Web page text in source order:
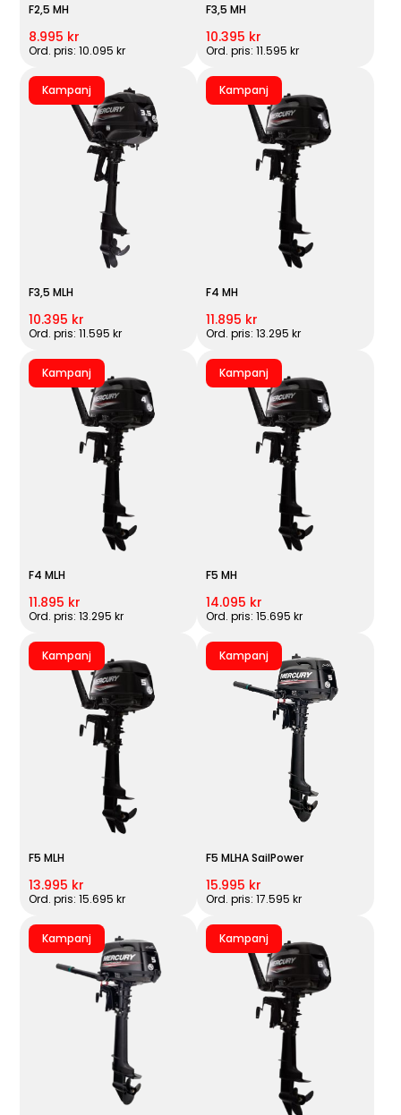
F2,5 MH
8.995 kr
Ord. pris: 10.095 kr
F3,5 MH
10.395 kr
Ord. pris: 11.595 kr
Kampanj
F3,5 MLH
10.395 kr
Ord. pris: 11.595 kr
Kampanj
F4 MH
11.895 kr
Ord. pris: 13.295 kr
Kampanj
F4 MLH
11.895 kr
Ord. pris: 13.295 kr
Kampanj
F5 MH
14.095 kr
Ord. pris: 15.695 kr
Kampanj
F5 MLH
13.995 kr
Ord. pris: 15.695 kr
Kampanj
F5 MLHA SailPower
15.995 kr
Ord. pris: 17.595 kr
Kampanj Kampanj